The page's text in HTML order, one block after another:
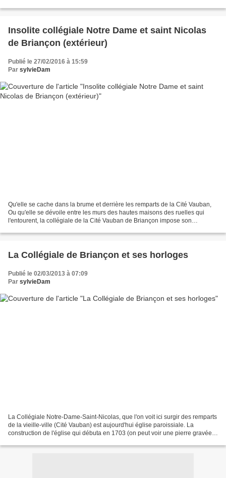
Insolite collégiale Notre Dame et saint Nicolas
de Briançon (extérieur)
Publié le 27/02/2016 à 15:59
Par sylvieDam
Qu'elle se cache dans la brume et derrière les remparts de la Cité Vauban,
Ou qu'elle se dévoile entre les murs des hautes maisons des ruelles qui
l'entourent, la collégiale de la Cité Vauban de Briançon impose son
La Collégiale de Briançon et ses horloges
Publié le 02/03/2013 à 07:09
Par sylvieDam
La Collégiale Notre-Dame-Saint-Nicolas, que l'on voit ici surgir des remparts
de la vieille-ville (Cité Vauban) est aujourd'hui église paroissiale. La
construction de l'église qui débuta en 1703 (on peut voir une pierre gravée